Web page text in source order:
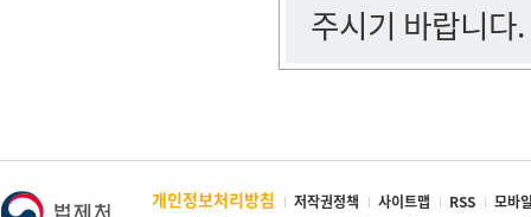
주시기 바랍니다.
개인정보처리방침 저작권정책 사이트맵 RSS 모바